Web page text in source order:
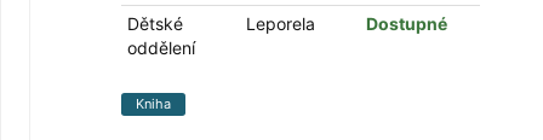
Dětské
oddělení
Leporela Dostupné
Kniha